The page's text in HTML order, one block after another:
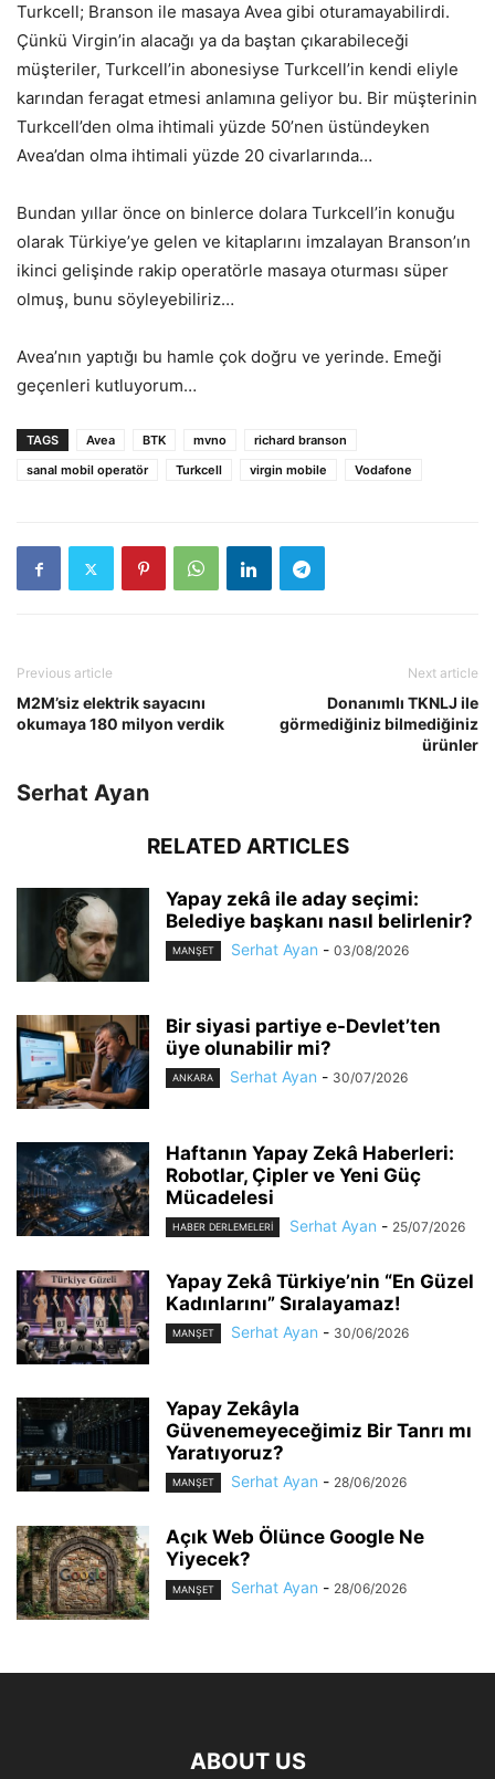
Turkcell; Branson ile masaya Avea gibi oturamayabilirdi.
Çünkü Virgin’in alacağı ya da baştan çıkarabileceği
müşteriler, Turkcell’in abonesiyse Turkcell’in kendi eliyle
karından feragat etmesi anlamına geliyor bu. Bir müşterinin
Turkcell’den olma ihtimali yüzde 50’nen üstündeyken
Avea’dan olma ihtimali yüzde 20 civarlarında…
Bundan yıllar önce on binlerce dolara Turkcell’in konuğu
olarak Türkiye’ye gelen ve kitaplarını imzalayan Branson’ın
ikinci gelişinde rakip operatörle masaya oturması süper
olmuş, bunu söyleyebiliriz…
Avea’nın yaptığı bu hamle çok doğru ve yerinde. Emeği
geçenleri kutluyorum…
TAGS Avea BTK mvno
richard branson
sanal mobil operatör
Turkcell virgin mobile Vodafone
Previous article
M2M’siz elektrik sayacını
okumaya 180 milyon verdik
Next article
Donanımlı TKNLJ ile
görmediğiniz bilmediğiniz
ürünler
Serhat Ayan
RELATED ARTICLES
Yapay zekâ ile aday seçimi:
Belediye başkanı nasıl belirlenir?
MANŞET Serhat Ayan - 03/08/2026
Bir siyasi partiye e-Devlet’ten
üye olunabilir mi?
ANKARA Serhat Ayan - 30/07/2026
Haftanın Yapay Zekâ Haberleri:
Robotlar, Çipler ve Yeni Güç
Mücadelesi
HABER DERLEMELERI Serhat Ayan - 25/07/2026
Yapay Zekâ Türkiye’nin “En Güzel
Kadınlarını” Sıralayamaz!
MANŞET Serhat Ayan - 30/06/2026
Yapay Zekâyla
Güvenemeyeceğimiz Bir Tanrı mı
Yaratıyoruz?
MANŞET Serhat Ayan - 28/06/2026
Açık Web Ölünce Google Ne
Yiyecek?
MANŞET Serhat Ayan - 28/06/2026
ABOUT US